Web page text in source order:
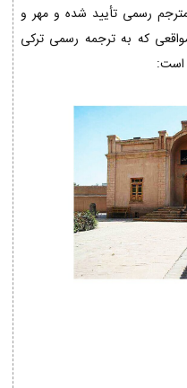
رسمی تأیید شده و مهر و
که به ترجمه رسمی ترکی
است: